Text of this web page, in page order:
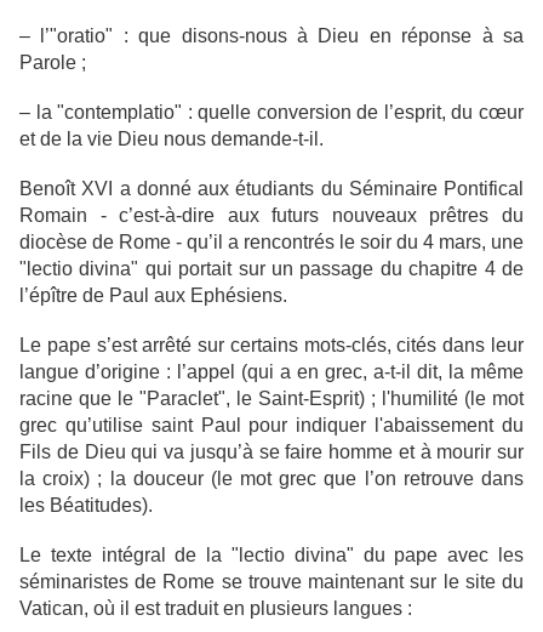
– l’"oratio" : que disons-nous à Dieu en réponse à sa
Parole ;
– la "contemplatio" : quelle conversion de l’esprit, du cœur
et de la vie Dieu nous demande-t-il.
Benoît XVI a donné aux étudiants du Séminaire Pontifical
Romain - c’est-à-dire aux futurs nouveaux prêtres du
diocèse de Rome - qu’il a rencontrés le soir du 4 mars, une
"lectio divina" qui portait sur un passage du chapitre 4 de
l’épître de Paul aux Ephésiens.
Le pape s’est arrêté sur certains mots-clés, cités dans leur
langue d’origine : l’appel (qui a en grec, a-t-il dit, la même
racine que le "Paraclet", le Saint-Esprit) ; l'humilité (le mot
grec qu’utilise saint Paul pour indiquer l'abaissement du
Fils de Dieu qui va jusqu’à se faire homme et à mourir sur
la croix) ; la douceur (le mot grec que l’on retrouve dans
les Béatitudes).
Le texte intégral de la "lectio divina" du pape avec les
séminaristes de Rome se trouve maintenant sur le site du
Vatican, où il est traduit en plusieurs langues :